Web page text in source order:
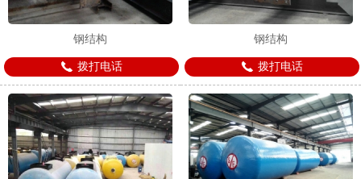
钢结构
拨打电话
钢结构
拨打电话